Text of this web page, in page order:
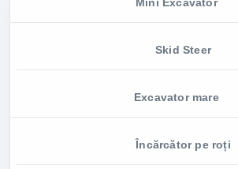
Mini Excavator
Skid Steer
Excavator mare
Încărcător pe roți